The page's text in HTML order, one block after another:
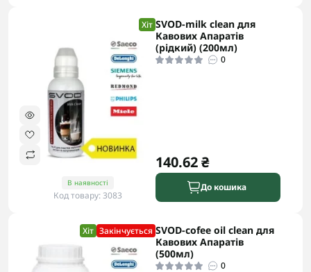
Хіт
В наявності
Код товару: 3083
SVOD-milk clean для
Кавових Апаратів
(рідкий) (200мл)
0
140.62 ₴
До кошика
Хіт Закінчується SVOD-cofee oil clean для
Кавових Апаратів
(500мл)
0